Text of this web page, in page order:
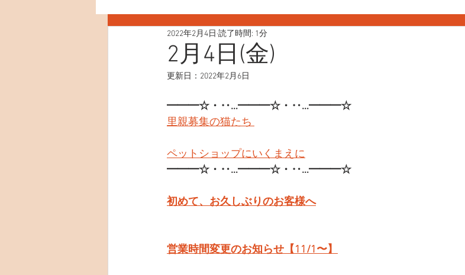
2月4日(金)
2022年2月4日 読了時間: 1分
更新日： 2022年2月6日
━━━☆・‥…━━━☆・‥…━━━☆
里親募集の猫たち
ペットショップにいくまえに
━━━☆・‥…━━━☆・‥…━━━☆
初めて、お久しぶりのお客様へ
営業時間変更のお知らせ【11/1〜】